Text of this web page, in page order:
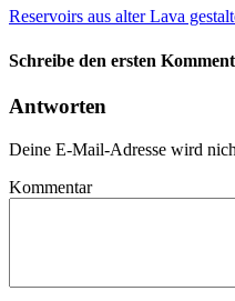
Reservoirs aus alter Lava
Schreibe den ersten
Antworten
Deine E-Mail-Adresse wird
Kommentar